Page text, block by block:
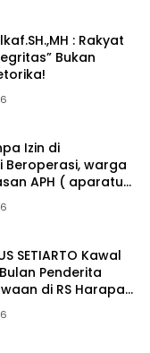
: Rakyat
Bukan
Izin di
Beroperasi, warga
APH ( aparatur
Penderita
di RS Harapan